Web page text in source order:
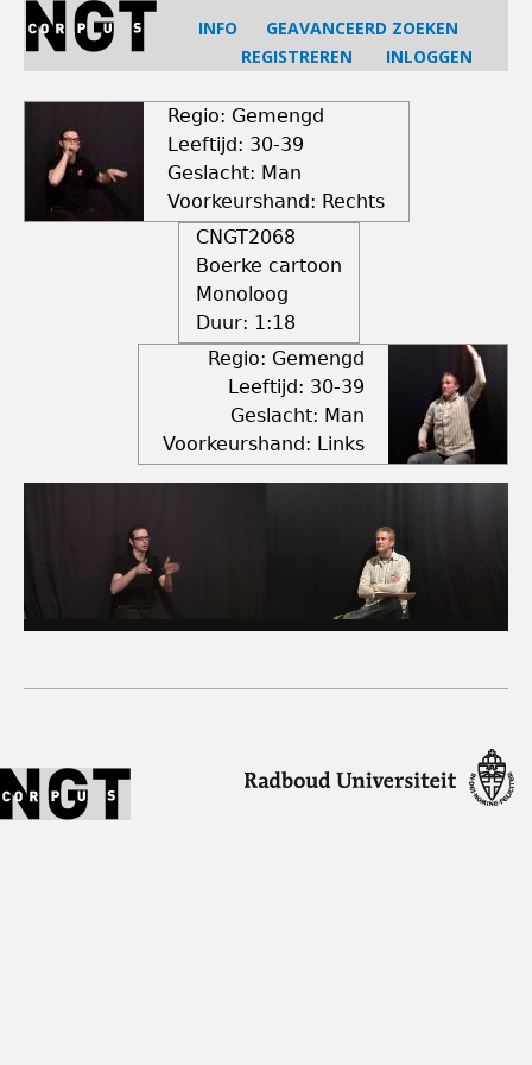
Jump
navigation
INFO
GEAVANCEERD ZOEKEN
REGISTREREN
INLOGGEN
Regio: Gemengd
Leeftijd: 30-39
Geslacht: Man
Voorkeurshand: Rechts
CNGT2068
Boerke cartoon
Monoloog
Duur: 1:18
Regio: Gemengd
Leeftijd: 30-39
Geslacht: Man
Voorkeurshand: Links